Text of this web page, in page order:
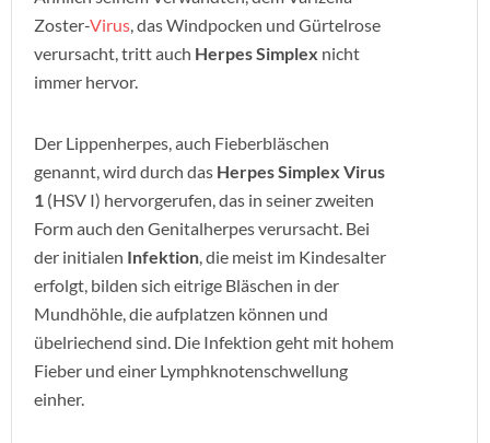
Zoster-Virus, das Windpocken und Gürtelrose
verursacht, tritt auch Herpes Simplex nicht
immer hervor.
Der Lippenherpes, auch Fieberbläschen
genannt, wird durch das Herpes Simplex Virus
1 (HSV I) hervorgerufen, das in seiner zweiten
Form auch den Genitalherpes verursacht. Bei
der initialen Infektion, die meist im Kindesalter
erfolgt, bilden sich eitrige Bläschen in der
Mundhöhle, die aufplatzen können und
übelriechend sind. Die Infektion geht mit hohem
Fieber und einer Lymphknotenschwellung
einher.